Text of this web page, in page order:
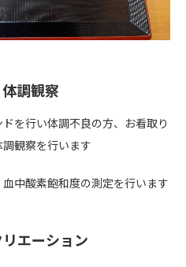
調観察
を行い体調不良の方、お看取り
観察を行います
中酸素飽和度の測定を行います
エーション